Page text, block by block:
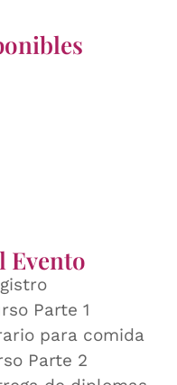
Evento
Parte 1
para comida
Parte 2